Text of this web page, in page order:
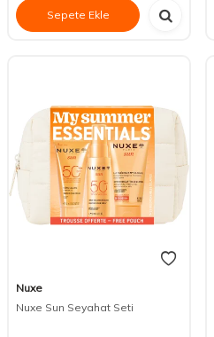
Sepete Ekle
Nuxe
Nuxe Sun Seyahat Seti